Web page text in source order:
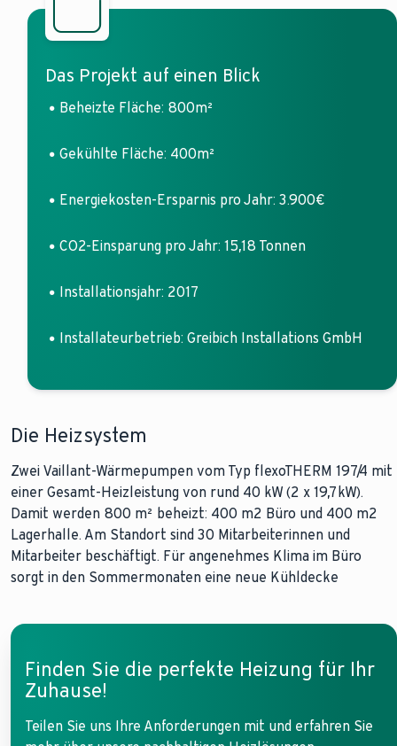
Das Projekt auf einen Blick
Beheizte Fläche: 800m²
Gekühlte Fläche: 400m²
Energiekosten-Ersparnis pro Jahr: 3.900€
CO2-Einsparung pro Jahr: 15,18 Tonnen
Installationsjahr: 2017
Installateurbetrieb: Greibich Installations GmbH
Die Heizsystem
Zwei Vaillant-Wärmepumpen vom Typ flexoTHERM 197/4 mit
einer Gesamt-Heizleistung von rund 40 kW (2 x 19,7kW).
Damit werden 800 m² beheizt: 400 m2 Büro und 400 m2
Lagerhalle. Am Standort sind 30 Mitarbeiterinnen und
Mitarbeiter beschäftigt. Für angenehmes Klima im Büro
sorgt in den Sommermonaten eine neue Kühldecke
Finden Sie die perfekte Heizung für Ihr
Zuhause!
Teilen Sie uns Ihre Anforderungen mit und erfahren Sie